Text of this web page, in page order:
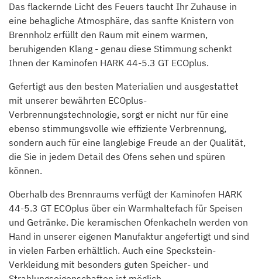
Das flackernde Licht des Feuers taucht Ihr Zuhause in
eine behagliche Atmosphäre, das sanfte Knistern von
Brennholz erfüllt den Raum mit einem warmen,
beruhigenden Klang - genau diese Stimmung schenkt
Ihnen der Kaminofen HARK 44-5.3 GT ECOplus.
Gefertigt aus den besten Materialien und ausgestattet
mit unserer bewährten ECOplus-
Verbrennungstechnologie, sorgt er nicht nur für eine
ebenso stimmungsvolle wie effiziente Verbrennung,
sondern auch für eine langlebige Freude an der Qualität,
die Sie in jedem Detail des Ofens sehen und spüren
können.
Oberhalb des Brennraums verfügt der Kaminofen HARK
44-5.3 GT ECOplus über ein Warmhaltefach für Speisen
und Getränke. Die keramischen Ofenkacheln werden von
Hand in unserer eigenen Manufaktur angefertigt und sind
in vielen Farben erhältlich. Auch eine Speckstein-
Verkleidung mit besonders guten Speicher- und